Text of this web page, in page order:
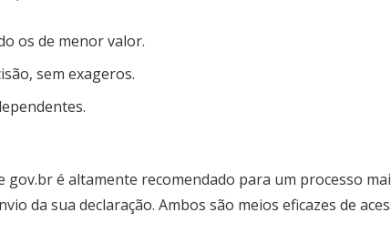
os de menor valor.
sem exageros.
é altamente recomendado para um processo
da sua declaração. Ambos são meios eficazes de